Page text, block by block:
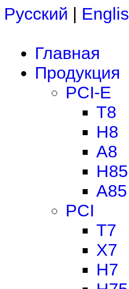
Русский |
Главная
Продукция
PCI-E
T8
H8
A8
H85
A85
PCI
T7
X7
H7